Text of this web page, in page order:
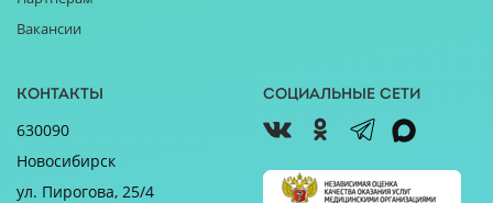
Вакансии
Контакты
630090
Новосибирск
ул. Пирогова, 25/4
Социальные сети